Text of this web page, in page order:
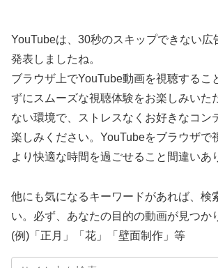
YouTubeは、30秒のスキップできない広
発表しましたね。
ブラウザ上でYouTube動画を視聴するこ
ずにスムーズな視聴体験をお楽しみいた
ない環境で、ストレスなくお好きなコン
楽しみください。YouTubeをブラウザで
より快適な時間を過ごせること間違いあ
他にも気になるキーワードがあれば、検
い。必ず、あなたの目的の動画が見
(例)「正月」「花」「壁面制作」等